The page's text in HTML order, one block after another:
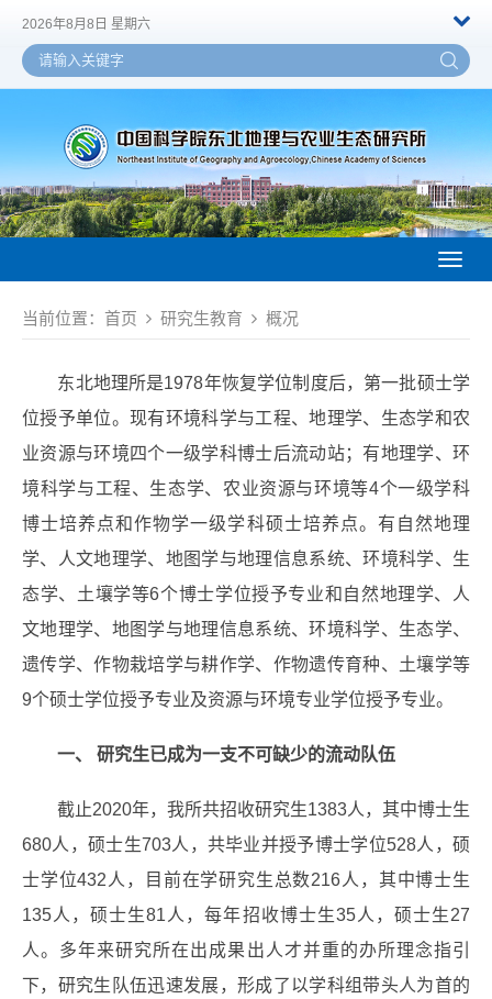
2026年8月8日 星期六
当前位置： 首页 研究生教育 概况
东北地理所是1978年恢复学位制度后，第一批硕士学
位授予单位。现有环境科学与工程、地理学、生态学和农
业资源与环境四个一级学科博士后流动站；有地理学、环
境科学与工程、生态学、农业资源与环境等4个一级学科
博士培养点和作物学一级学科硕士培养点。有自然地理
学、人文地理学、地图学与地理信息系统、环境科学、生
态学、土壤学等6个博士学位授予专业和自然地理学、人
文地理学、地图学与地理信息系统、环境科学、生态学、
遗传学、作物栽培学与耕作学、作物遗传育种、土壤学等
9个硕士学位授予专业及资源与环境专业学位授予专业。
一、 研究生已成为一支不可缺少的流动队伍
截止2020年，我所共招收研究生1383人，其中博士生
680人，硕士生703人，共毕业并授予博士学位528人，硕
士学位432人，目前在学研究生总数216人，其中博士生
135人，硕士生81人，每年招收博士生35人，硕士生27
人。多年来研究所在出成果出人才并重的办所理念指引
下，研究生队伍迅速发展，形成了以学科组带头人为首的